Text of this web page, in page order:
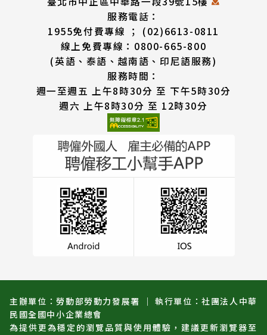
服務電話：
1955免付費專線 ； (02)6613-0811
線上免費專線：0800-665-800
(英語、泰語、越南語、印尼語服務)
服務時間：
週一至週五 上午8時30分 至 下午5時30分
週六 上午8時30分 至 12時30分
主辦單位：勞動部勞動力發展署 ｜ 執行單位：社團法人中華
民國全國中小企業總會
為提供更為穩定的瀏覽品質與使用體驗，建議更新瀏覽器至